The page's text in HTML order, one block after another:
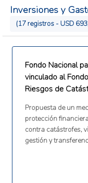
Inversiones y
(17 registros - USD
Fondo Nacional
vinculado al
Riesgos de
Propuesta de un
protección
contra catástrofes,
gestión y